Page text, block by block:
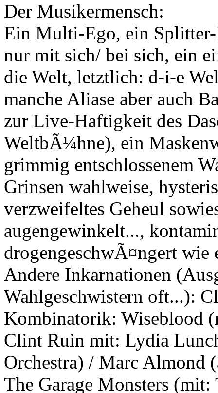
Der Musikermensch:
Ein Multi-Ego, ein
nur mit sich/ bei sich, ein
die Welt, letztlich: d-i-e
manche Aliase aber auch
zur Live-Haftigkeit des
WeltbÃ¼hne), ein
grimmig entschlossenem
Grinsen wahlweise,
verzweifeltes Geheul
augengewinkelt...,
drogengeschwÃ¤ngert
Andere Inkarnationen
Wahlgeschwistern oft...):
Kombinatorik: Wiseblood
Clint Ruin mit: Lydia
Orchestra) / Marc Almond
The Garage Monsters